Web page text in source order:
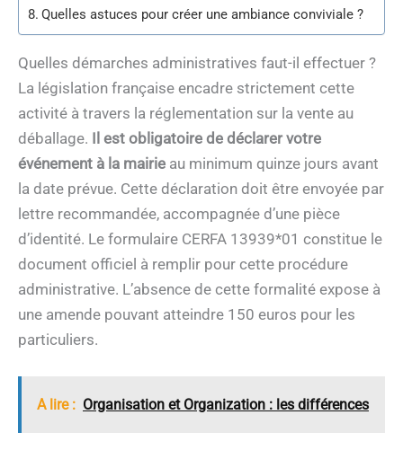
Quelles astuces pour créer une ambiance conviviale ?
Quelles démarches administratives faut-il effectuer ?
La législation française encadre strictement cette
activité à travers la réglementation sur la vente au
déballage. Il est obligatoire de déclarer votre
événement à la mairie au minimum quinze jours avant
la date prévue. Cette déclaration doit être envoyée par
lettre recommandée, accompagnée d’une pièce
d’identité. Le formulaire CERFA 13939*01 constitue le
document officiel à remplir pour cette procédure
administrative. L’absence de cette formalité expose à
une amende pouvant atteindre 150 euros pour les
particuliers.
A lire : Organisation et Organization : les différences